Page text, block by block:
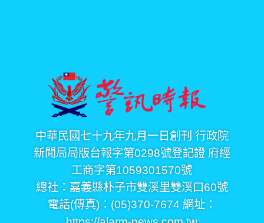
中華民國七十九年九月一日創刊 行政院
新聞局局版台報字第0298號登記證 府經
工商字第1059301570號
總社：嘉義縣朴子市雙溪里雙溪口60號
電話(傳真)：(05)370-7674 網址：